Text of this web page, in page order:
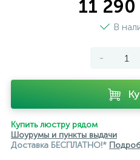
11 290
В
-
Купить люстру рядом
Шоурумы и пункты выдачи
Доставка БЕСПЛАТНО!*